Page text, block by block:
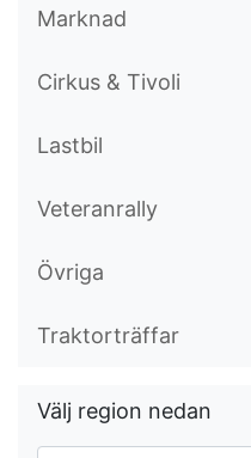
Marknad
Cirkus & Tivoli
Lastbil
Veteranrally
Övriga
Traktorträffar
Välj region nedan